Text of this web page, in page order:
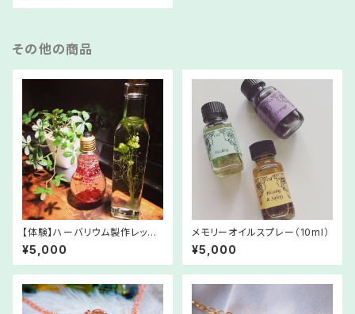
その他の商品
【体験】ハーバリウム製作レッス
ン♪
¥5,000
メモリーオイルスプレー（10ml）
¥5,000